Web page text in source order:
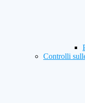
Controlli